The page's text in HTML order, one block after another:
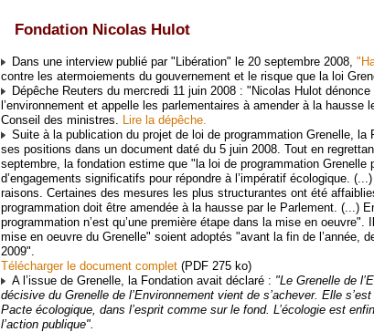
Fondation Nicolas Hulot
Dans une interview publié par "Libération" le 20 septembre 2008,
contre les atermoiements du gouvernement et le risque que la loi
Dépêche Reuters du mercredi 11 juin 2008 : "Nicolas Hulot
l’environnement et appelle les parlementaires à amender à la hausse
Conseil des ministres. Lire la dépêche.
Suite à la publication du projet de loi de programmation Grenelle,
ses positions dans un document daté du 5 juin 2008. Tout en
septembre, la fondation estime que "la loi de programmation Grenelle
d’engagements significatifs pour répondre à l’impératif écologique.
raisons. Certaines des mesures les plus structurantes ont été
programmation doit être amendée à la hausse par le Parlement. (...)
programmation n’est qu’une première étape dans la mise en
mise en oeuvre du Grenelle" soient adoptés "avant la fin de l’année,
2009".
Télécharger le document complet (PDF 275 ko)
A l’issue de Grenelle, la Fondation avait déclaré : "Le Grenelle de
décisive du Grenelle de l’Environnement vient de s’achever. Elle
Pacte écologique, dans l’esprit comme sur le fond. L’écologie est
l’action publique".